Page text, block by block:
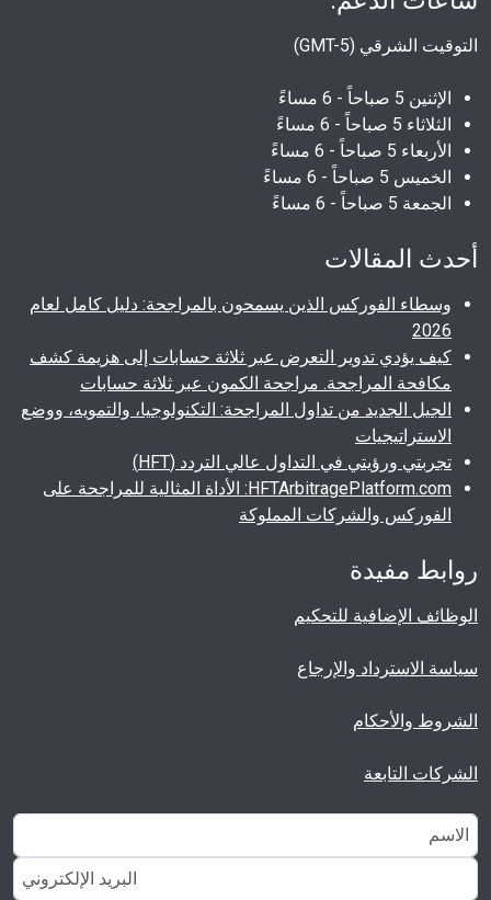
التوقيت الشرقي (GMT-5)
الإثنين 5 صباحاً - 6 مساءً
الثلاثاء 5 صباحاً - 6 مساءً
الأربعاء 5 صباحاً - 6 مساءً
الخميس 5 صباحاً - 6 مساءً
الجمعة 5 صباحاً - 6 مساءً
أحدث المقالات
وسطاء الفوركس الذين يسمحون بالمراجحة: دليل كامل لعام
2026
كيف يؤدي تدوير التعرض عبر ثلاثة حسابات إلى هزيمة كشف
مكافحة المراجحة. مراجحة الكمون عبر ثلاثة حسابات
الجيل الجديد من تداول المراجحة: التكنولوجيا، والتمويه، ووضع
الاستراتيجيات
تجربتي ورؤيتي في التداول عالي التردد (HFT)
HFTArbitragePlatform.com: الأداة المثالية للمراجحة على
الفوركس والشركات المملوكة
روابط مفيدة
الوظائف الإضافية للتحكيم
سياسة الاسترداد والإرجاع
الشروط والأحكام
الشركات التابعة